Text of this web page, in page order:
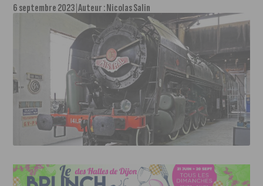
6 septembre 2023 Auteur :Nicolas Salin